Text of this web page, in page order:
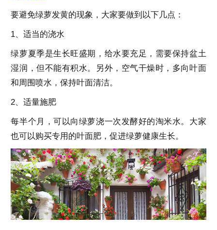
要避免绿萝发黄的现象，大家要做到以下几点：
1、适当的浇水
绿萝夏季是生长旺盛期，给水要充足，需要保持盆土
湿润，但不能有积水。另外，空气干燥时，多向叶面
和周围喷水，保持叶面清洁。
2、适量施肥
每半个月，可以向绿萝浇一次发酵好的淘米水。大家
也可以购买专用的叶面肥，促进绿萝健康生长。